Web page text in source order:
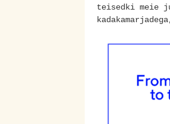
teisedki meie